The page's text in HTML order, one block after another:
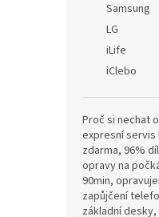
Samsung
LG
iLife
iClebo
Proč si nechat
expresní
zdarma, 96%
opravy na
90min,
zapůjčení
základní